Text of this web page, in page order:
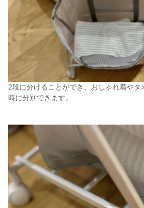
2段に分けることができ、おしゃれ着や
時に分別できます。